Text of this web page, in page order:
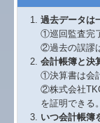
過去データは
①巡回監査完
②過去の誤謬
会計帳簿と決
①決算書は会
②株式会社
を証明できる。
いつ会計帳簿